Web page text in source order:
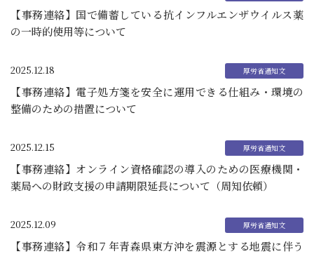
【事務連絡】国で備蓄している抗インフルエンザウイルス薬
の一時的使用等について
2025.12.18
【事務連絡】電子処方箋を安全に運用できる仕組み・環境の
整備のための措置について
2025.12.15
【事務連絡】オンライン資格確認の導入のための医療機関・
薬局への財政支援の申請期限延長について（周知依頼）
2025.12.09
【事務連絡】令和７年青森県東方沖を震源とする地震に伴う